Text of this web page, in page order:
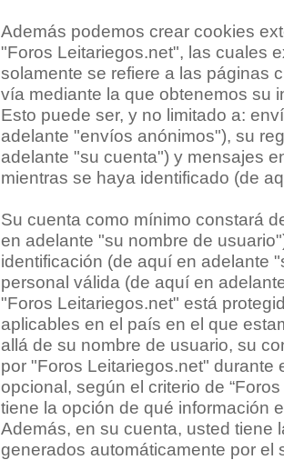
Además podemos crear cookies
"Foros Leitariegos.net", las cuales
solamente se refiere a las páginas
vía mediante la que obtenemos su
Esto puede ser, y no limitado a:
adelante "envíos anónimos"), su
adelante "su cuenta") y mensajes
mientras se haya identificado (de
Su cuenta como mínimo constará
en adelante "su nombre de
identificación (de aquí en adelante
personal válida (de aquí en
"Foros Leitariegos.net" está
aplicables en el país en el que
allá de su nombre de usuario, su
por "Foros Leitariegos.net" durante
opcional, según el criterio de
tiene la opción de qué información
Además, en su cuenta, usted tiene
generados automáticamente por el